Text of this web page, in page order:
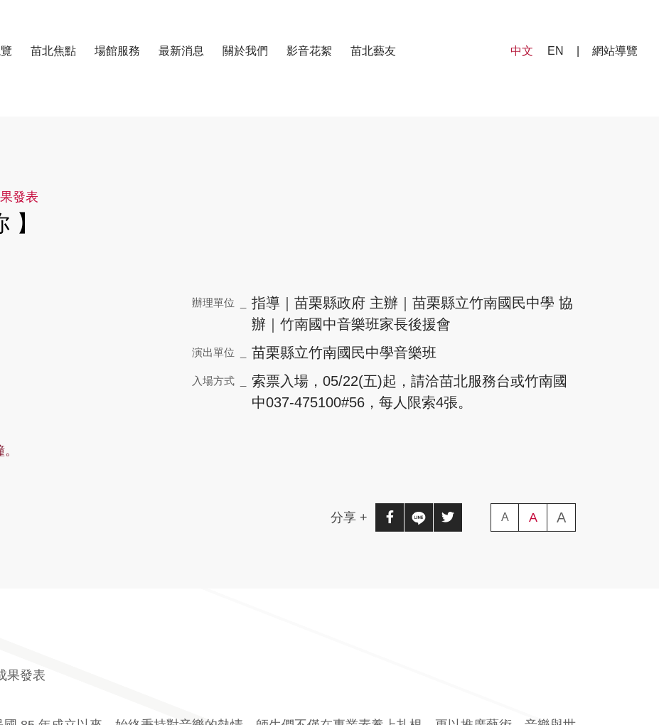
苗北焦點 場館服務 最新消息 關於我們 影音花絮 苗北藝友 中文 EN 網站導覽
發表
】
辦理單位 _ 指導｜苗栗縣政府 主辦｜苗栗縣立竹南國民中學 協
辦｜竹南國中音樂班家長後援會
演出單位 _ 苗栗縣立竹南國民中學音樂班
入場方式 _ 索票入場，05/22(五)起，請洽苗北服務台或竹南國
中037-475100#56，每人限索4張。
分享 + 分享至facebook(另開新視窗)
分享至line(另開新視窗)
分享至twitter(另開新視窗)
A (字級小)
A(字級中)
A
果發表